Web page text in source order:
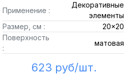
Применение :
Декоративные
элементы
Размер, см :
20x20
Поверхность
:
матовая
623 руб/шт.